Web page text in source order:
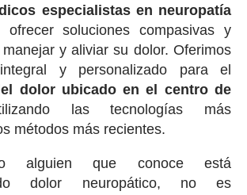
especialistas en neuropatía
soluciones compasivas y
y aliviar su dolor. Oferimos
y personalizado para el
dolor ubicado en el centro de
las tecnologías más
métodos más recientes.
alguien que conoce está
dolor neuropático, no es